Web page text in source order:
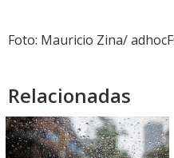
Foto: Mauricio Zina/
Relacionadas